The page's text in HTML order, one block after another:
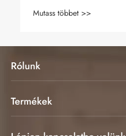
Mutass többet >>
Rólunk
Termékek